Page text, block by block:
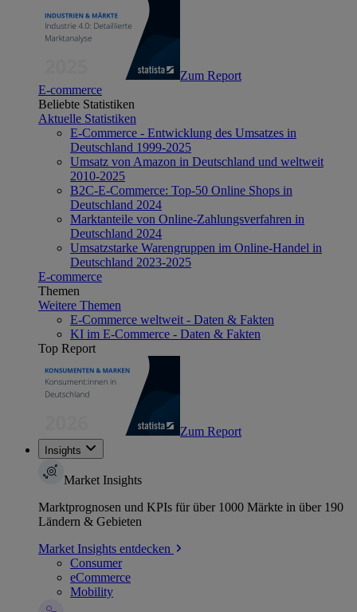
Zum Report
E-commerce
Beliebte Statistiken
Aktuelle Statistiken
E-Commerce - Entwicklung des Umsatzes in
Deutschland 1999-2025
Umsatz von Amazon in Deutschland und weltweit
2010-2025
B2C-E-Commerce: Top-50 Online Shops in
Deutschland 2024
Marktanteile von Online-Zahlungsverfahren in
Deutschland 2024
Umsatzstarke Warengruppen im Online-Handel in
Deutschland 2023-2025
E-commerce
Themen
Weitere Themen
E-Commerce weltweit - Daten & Fakten
KI im E-Commerce - Daten & Fakten
Top Report
Zum Report
Insights
Market Insights
Marktprognosen und KPIs für über 1000 Märkte in über 190
Ländern & Gebieten
Market Insights entdecken
Consumer
eCommerce
Mobility